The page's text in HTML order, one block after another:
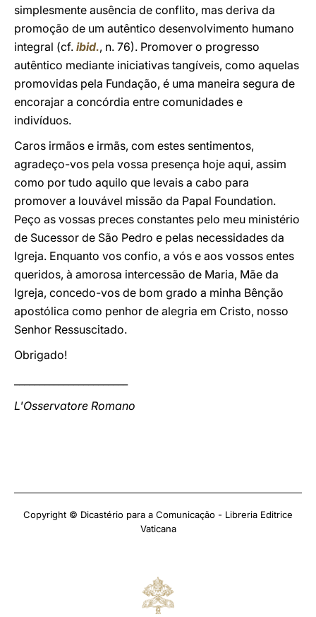
simplesmente ausência de conflito, mas deriva da
promoção de um autêntico desenvolvimento humano
integral (cf. ibid., n. 76). Promover o progresso
autêntico mediante iniciativas tangíveis, como aquelas
promovidas pela Fundação, é uma maneira segura de
encorajar a concórdia entre comunidades e
indivíduos.
Caros irmãos e irmãs, com estes sentimentos,
agradeço-vos pela vossa presença hoje aqui, assim
como por tudo aquilo que levais a cabo para
promover a louvável missão da Papal Foundation.
Peço as vossas preces constantes pelo meu ministério
de Sucessor de São Pedro e pelas necessidades da
Igreja. Enquanto vos confio, a vós e aos vossos entes
queridos, à amorosa intercessão de Maria, Mãe da
Igreja, concedo-vos de bom grado a minha Bênção
apostólica como penhor de alegria em Cristo, nosso
Senhor Ressuscitado.
Obrigado!
L'Osservatore Romano
Copyright © Dicastério para a Comunicação - Libreria Editrice
Vaticana